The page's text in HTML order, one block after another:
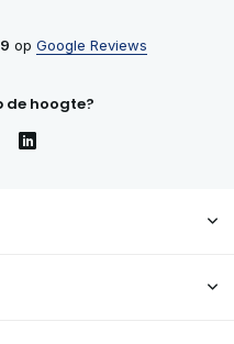
9 op Google Reviews
de hoogte?